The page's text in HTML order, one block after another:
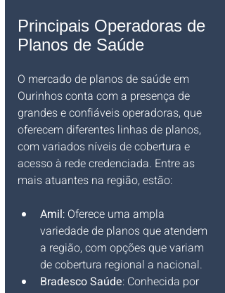
Principais Operadoras de
Planos de Saúde
O mercado de planos de saúde em
Ourinhos conta com a presença de
grandes e confiáveis operadoras, que
oferecem diferentes linhas de planos,
com variados níveis de cobertura e
acesso à rede credenciada. Entre as
mais atuantes na região, estão:
Amil: Oferece uma ampla
variedade de planos que atendem
a região, com opções que variam
de cobertura regional a nacional.
Bradesco Saúde: Conhecida por